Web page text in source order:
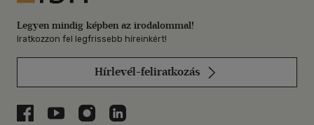
Legyen mindig képben az irodalommal!
Iratkozzon fel legfrissebb híreinkért!
Hírlevél-feliratkozás
Libri a Facebookon
Libri a Youtube-on
Libri az Instagramon
Libri a LinkedInen